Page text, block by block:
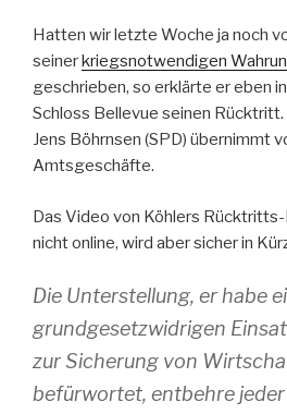
Hatten wir letzte Woche ja noch
seiner kriegsnotwendigen
geschrieben, so erklärte er eben
Schloss Bellevue seinen
Jens Böhrnsen (SPD) übernimmt
Amtsgeschäfte.
Das Video von Köhlers
nicht online, wird aber sicher in
Die Unterstellung, er habe
grundgesetzwidrigen
zur Sicherung von
befürwortet, entbehre